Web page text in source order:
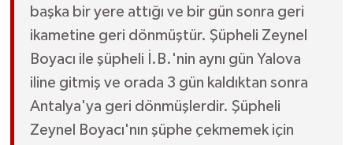
başka bir yere attığı ve bir gün sonra geri
ikametine geri dönmüştür. Şüpheli Zeynel
Boyacı ile şüpheli İ.B.'nin aynı gün Yalova
iline gitmiş ve orada 3 gün kaldıktan sonra
Antalya'ya geri dönmüşlerdir. Şüpheli
Zeynel Boyacı'nın şüphe çekmemek için